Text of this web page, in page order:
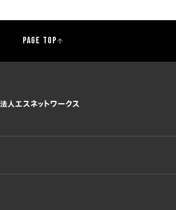
PAGE TOP